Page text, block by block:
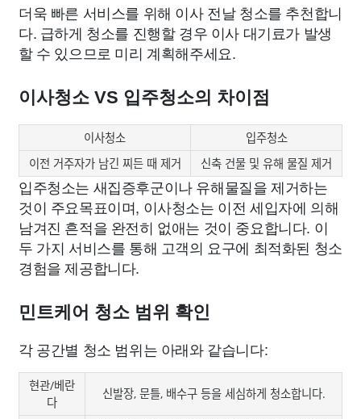
더욱 빠른 서비스를 위해 이사 전날 청소를 추천합니
다. 급하게 청소를 진행할 경우 이사 대기료가 발생
할 수 있으므로 미리 계획해주세요.
이사청소 VS 입주청소의 차이점
이사청소
입주청소
이전 거주자가 남긴 찌든 때 제거
신축 건물 및 유해 물질 제거
입주청소는 새집증후군이나 유해물질을 제거하는
것이 주요목표이며, 이사청소는 이전 세입자에 의해
남겨진 흔적을 완전히 없애는 것이 중요합니다. 이
두 가지 서비스를 통해 고객의 요구에 최적화된 청소
경험을 제공합니다.
민트케어 청소 범위 확인
각 공간별 청소 범위는 아래와 같습니다:
현관/베란
다
신발장, 문틀, 배수구 등을 세심하게 청소합니다.